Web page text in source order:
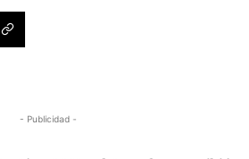
- Publicidad -